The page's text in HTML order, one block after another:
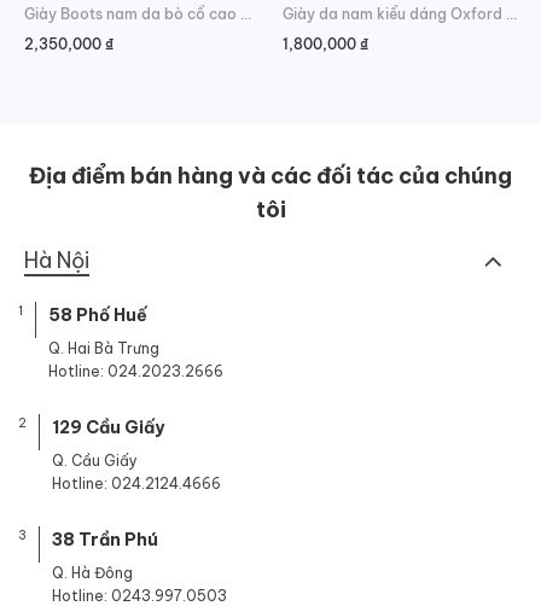
2,350,000 ₫
1,800,000 ₫
Địa điểm bán hàng và các đối tác của chúng
tôi
Hà Nội
1 58 Phố Huế
Q. Hai Bà Trưng
Hotline: 024.2023.2666
2 129 Cầu Giấy
Q. Cầu Giấy
Hotline: 024.2124.4666
3 38 Trần Phú
Q. Hà Đông
Hotline: 0243.997.0503